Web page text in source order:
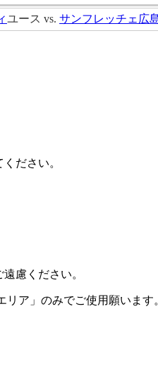
ユース vs. サンフレッチェ広
ださい。
慮ください。
ア」のみでご使用願いま